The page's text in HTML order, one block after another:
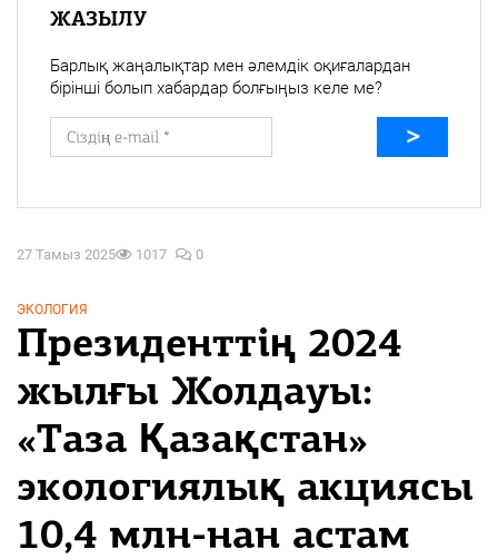
27 Тамыз 2025 1017 0
ЭКОЛОГИЯ
Президенттің 2024
жылғы Жолдауы:
«Таза Қазақстан»
экологиялық акциясы
10,4 млн-нан астам
ЖАЗЫЛУ
Барлық жаңалықтар мен әлемдік оқиғалардан
бірінші болып хабардар болғыңыз келе ме?